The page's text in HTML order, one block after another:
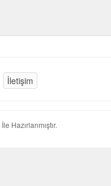
İletişim
İle Hazırlanmıştır.